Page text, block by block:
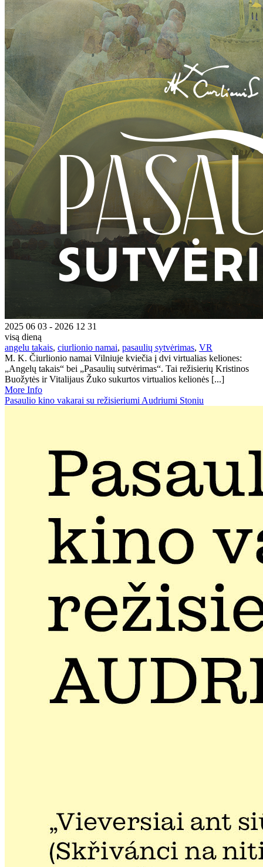
2025 06 03 - 2026 12 31
visą dieną
angelu takais, ciurlionio namai, pasaulių sytvėrimas, VR
M. K. Čiurlionio namai Vilniuje kviečia į dvi virtualias keliones:
„Angelų takais“ bei „Pasaulių sutvėrimas“. Tai režisierių Kristinos
Buožytės ir Vitalijaus Žuko sukurtos virtualios kelionės [...]
More Info
Pasaulio kino vakarai su režisieriumi Audriumi Stoniu